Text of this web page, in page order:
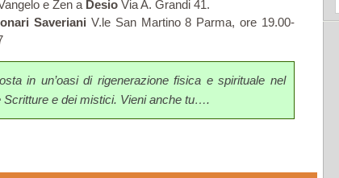
e Zen a Desio Via A. Grandi 41.
Saveriani V.le San Martino 8 Parma, ore 19.00-
in un’oasi di rigenerazione fisica e spirituale nel
Scritture e dei mistici. Vieni anche tu….